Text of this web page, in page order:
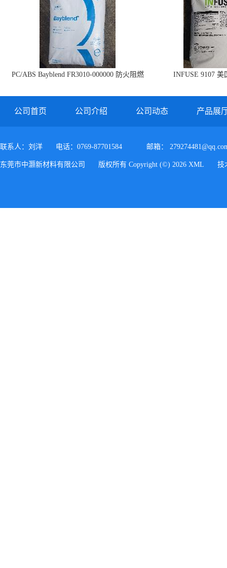
PC/ABS Bayblend FR3010-000000 防火阻燃
INFUSE 9107 美
公司首页 公司介绍 公司动态 产品展
联系人：刘洋 电话：0769-87701584 邮箱：
东莞市中灏新材料有限公司 版权所有 Copyright (©) 2026 XML 技